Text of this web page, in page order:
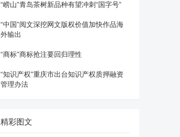
“崂山”青岛茶树新品种有望冲刺“国字号”
“中国”阅文深挖网文版权价值加快作品海
外输出
“商标”商标抢注要回归理性
“知识产权”重庆市出台知识产权质押融资
管理办法
精彩图文